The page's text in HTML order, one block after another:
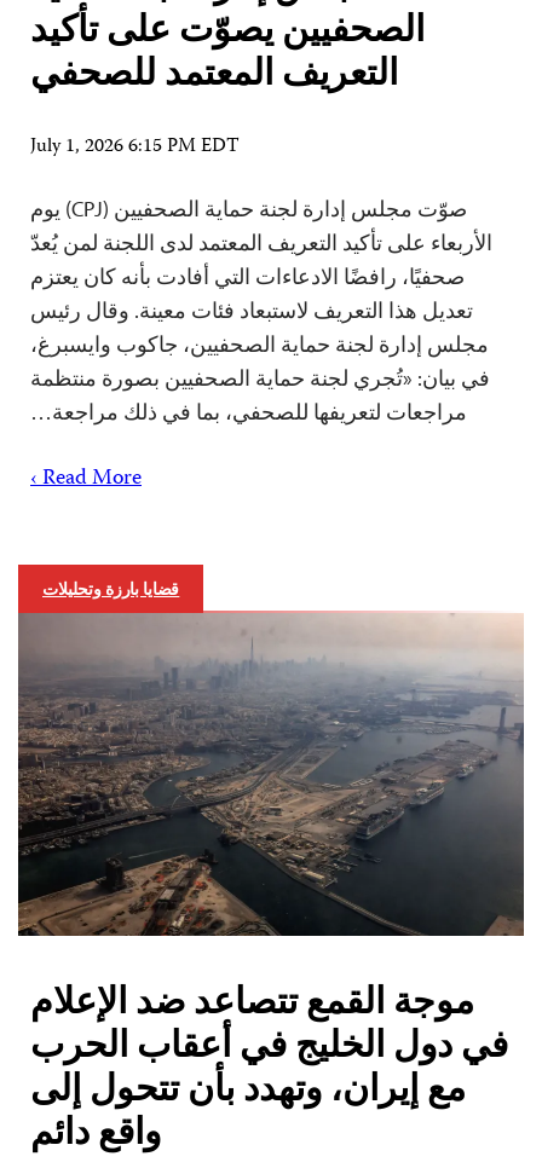
الصحفيين يصوّت على تأكيد
التعريف المعتمد للصحفي
July 1, 2026 6:15 PM EDT
صوّت مجلس إدارة لجنة حماية الصحفيين (CPJ) يوم
الأربعاء على تأكيد التعريف المعتمد لدى اللجنة لمن يُعدّ
صحفيًا، رافضًا الادعاءات التي أفادت بأنه كان يعتزم
تعديل هذا التعريف لاستبعاد فئات معينة. وقال رئيس
مجلس إدارة لجنة حماية الصحفيين، جاكوب وايسبرغ،
في بيان: «تُجري لجنة حماية الصحفيين بصورة منتظمة
مراجعات لتعريفها للصحفي، بما في ذلك مراجعة…
Read More ›
قضايا بارزة وتحليلات
موجة القمع تتصاعد ضد الإعلام
في دول الخليج في أعقاب الحرب
مع إيران، وتهدد بأن تتحول إلى
واقع دائم